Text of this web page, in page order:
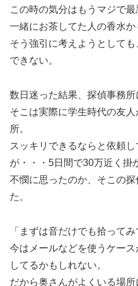
この時の気分はもうマジで最
一緒にお茶してた人の香水か
そう強引に考えようとして
できない。
数日迷った結果、探偵事務所
そこは実際に学生時代の友
所。
スッキリできるならと依頼し
が・・・5日間で30万近く掛
不憫に思ったのか、そこの
た。
「まずは音だけでも拾ってみ
今はメールなどを使うケー
してるかもしれない。
だから奥さんがよくいる場